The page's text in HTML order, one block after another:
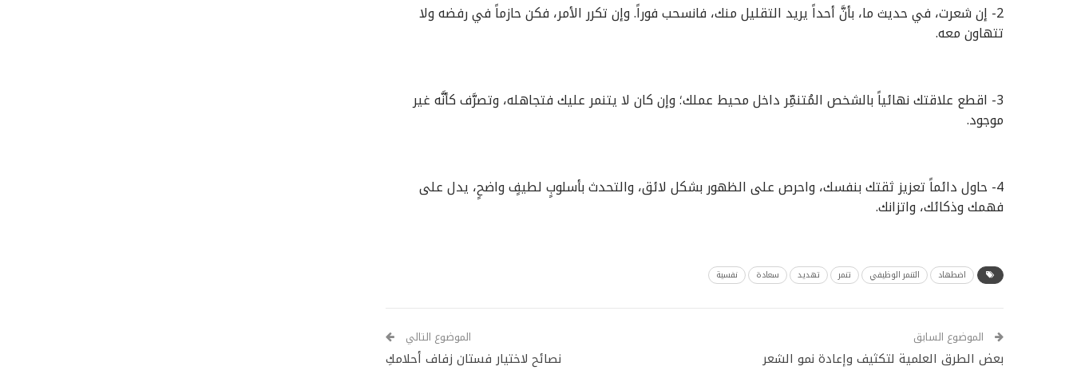
2- إن شعرت، في حديث ما، بأنَّ أحداً يريد التقليل منك، فانسحب فوراً. وإن تكرر الأمر، فكن حازماً في رفضه ولا
تتهاون معه.
3- اقطع علاقتك نهائياً بالشخص المُتنمِّر داخل محيط عملك؛ وإن كان لا يتنمر عليك فتجاهله، وتصرَّف كأنَّه غير
موجود.
4- حاول دائماً تعزيز ثقتك بنفسك، واحرص على الظهور بشكل لائق، والتحدث بأسلوبٍ لطيفٍ واضحٍ، يدل على
فهمك وذكائك، واتزانك.
اضطهاد التنمر الوظيفي تنمر تهديد سعادة نفسية
الموضوع السابق
بعض الطرق العلمية لتكثيف وإعادة نمو الشعر
الموضوع التالي
نصائح لاختيار فستان زفاف أحلامكِ